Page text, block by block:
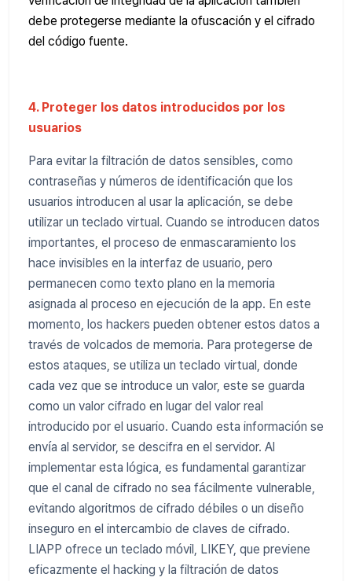
debe protegerse mediante la ofuscación y el cifrado
del código fuente.
4. Proteger los datos introducidos por los
usuarios
Para evitar la filtración de datos sensibles, como
contraseñas y números de identificación que los
usuarios introducen al usar la aplicación, se debe
utilizar un teclado virtual. Cuando se introducen datos
importantes, el proceso de enmascaramiento los
hace invisibles en la interfaz de usuario, pero
permanecen como texto plano en la memoria
asignada al proceso en ejecución de la app. En este
momento, los hackers pueden obtener estos datos a
través de volcados de memoria. Para protegerse de
estos ataques, se utiliza un teclado virtual, donde
cada vez que se introduce un valor, este se guarda
como un valor cifrado en lugar del valor real
introducido por el usuario. Cuando esta información se
envía al servidor, se descifra en el servidor. Al
implementar esta lógica, es fundamental garantizar
que el canal de cifrado no sea fácilmente vulnerable,
evitando algoritmos de cifrado débiles o un diseño
inseguro en el intercambio de claves de cifrado.
LIAPP ofrece un teclado móvil, LIKEY, que previene
eficazmente el hacking y la filtración de datos